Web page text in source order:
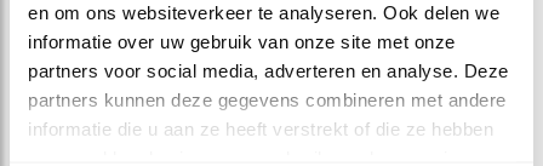
en om ons websiteverkeer te analyseren. Ook delen we
informatie over uw gebruik van onze site met onze
partners voor social media, adverteren en analyse. Deze
partners kunnen deze gegevens combineren met andere
informatie die u aan ze heeft verstrekt of die ze hebben